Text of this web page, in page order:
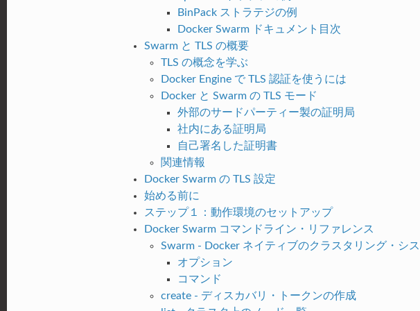
BinPack ストラテジの例
Docker Swarm ドキュメント目次
Swarm と TLS の概要
TLS の概念を学ぶ
Docker Engine で TLS 認証を使うには
Docker と Swarm の TLS モード
外部のサードパーティー製の証明局
社内にある証明局
自己署名した証明書
関連情報
Docker Swarm の TLS 設定
始める前に
ステップ１：動作環境のセットアップ
Docker Swarm コマンドライン・リファレンス
Swarm - Docker ネイティブのクラスタリング・シ
オプション
コマンド
create - ディスカバリ・トークンの作成